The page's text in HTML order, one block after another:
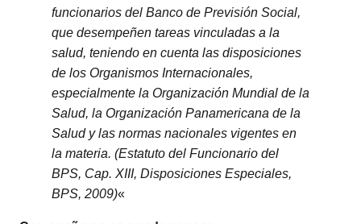
funcionarios del Banco de Previsión Social,
que desempeñen tareas vinculadas a la
salud, teniendo en cuenta las disposiciones
de los Organismos Internacionales,
especialmente la Organización Mundial de la
Salud, la Organización Panamericana de la
Salud y las normas nacionales vigentes en
la materia. (Estatuto del Funcionario del
BPS, Cap. XIII, Disposiciones Especiales,
BPS, 2009)«